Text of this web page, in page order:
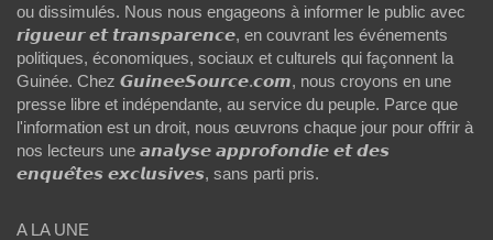
ou dissimulés. Nous nous engageons à informer le public avec
𝙧𝙞𝙜𝙪𝙚𝙪𝙧 𝙚𝙩 𝙩𝙧𝙖𝙣𝙨𝙥𝙖𝙧𝙚𝙣𝙘𝙚, en couvrant les événements
politiques, économiques, sociaux et culturels qui façonnent la
Guinée. Chez 𝙂𝙪𝙞𝙣𝙚𝙚𝙎𝙤𝙪𝙧𝙘𝙚.𝙘𝙤𝙢, nous croyons en une
presse libre et indépendante, au service du peuple. Parce que
l'information est un droit, nous œuvrons chaque jour pour offrir à
nos lecteurs une 𝙖𝙣𝙖𝙡𝙮𝙨𝙚 𝙖𝙥𝙥𝙧𝙤𝙛𝙤𝙣𝙙𝙞𝙚 𝙚𝙩 𝙙𝙚𝙨
𝙚𝙣𝙦𝙪𝙚̂𝙩𝙚𝙨 𝙚𝙭𝙘𝙡𝙪𝙨𝙞𝙫𝙚𝙨, sans parti pris.
A LA UNE